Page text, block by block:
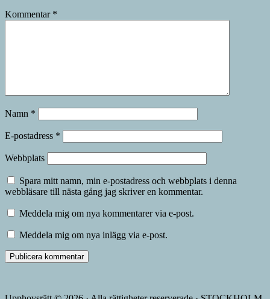
Kommentar *
Namn *
E-postadress *
Webbplats
Spara mitt namn, min e-postadress och webbplats i denna
webbläsare till nästa gång jag skriver en kommentar.
Meddela mig om nya kommentarer via e-post.
Meddela mig om nya inlägg via e-post.